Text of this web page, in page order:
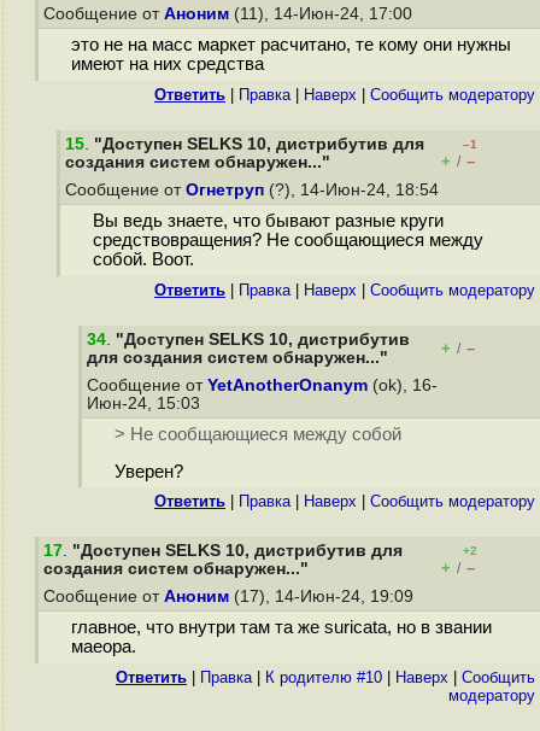
Сообщение от Аноним (11), 14-Июн-24, 17:00
это не на масс маркет расчитано, те кому они нужны
имеют на них средства
Ответить Правка| Наверх Cообщить модератору
15. "Доступен SELKS 10, дистрибутив для
создания систем обнаружен..."
–1
+ / –
Сообщение от Огнетруп (?), 14-Июн-24, 18:54
Вы ведь знаете, что бывают разные круги
средствовращения? Не сообщающиеся между
собой. Воот.
Ответить Правка| Наверх Cообщить модератору
34. "Доступен SELKS 10, дистрибутив
для создания систем обнаружен..."
+ / –
Сообщение от YetAnotherOnanym (ok), 16-
Июн-24, 15:03
> Не сообщающиеся между собой
Уверен?
Ответить Правка| Наверх Cообщить модератору
17. "Доступен SELKS 10, дистрибутив для
создания систем обнаружен..."
+2
+ / –
Сообщение от Аноним (17), 14-Июн-24, 19:09
главное, что внутри там та же suricata, но в звании
маеора.
Ответить Правка| К родителю #10 Наверх
Cообщить
модератору